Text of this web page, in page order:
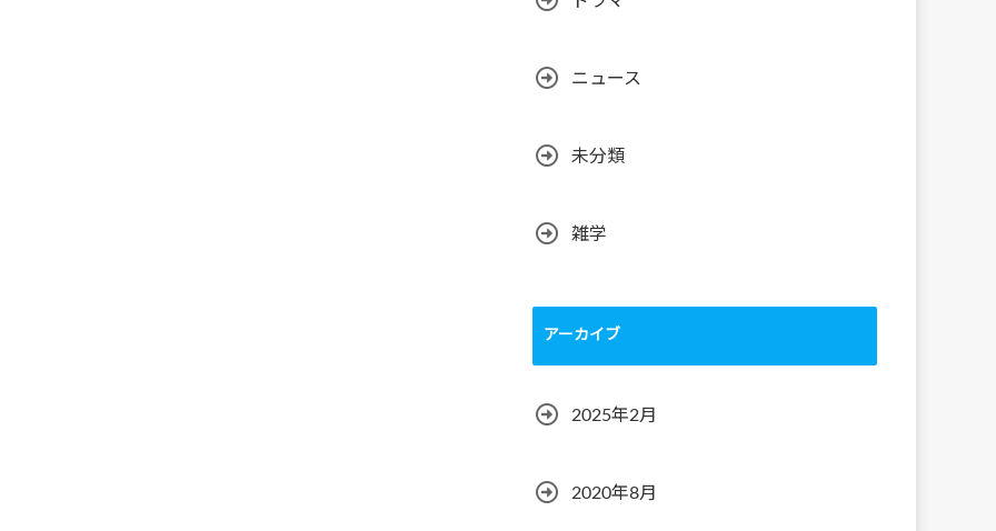
ニュース
未分類
雑学
アーカイブ
2025年2月
2020年8月